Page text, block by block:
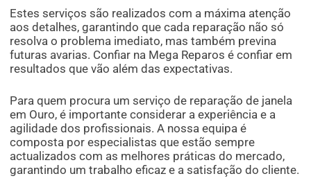
Estes serviços são realizados com a máxima atenção
aos detalhes, garantindo que cada reparação não só
resolva o problema imediato, mas também previna
futuras avarias. Confiar na Mega Reparos é confiar em
resultados que vão além das expectativas.
Para quem procura um serviço de reparação de janela
em Ouro, é importante considerar a experiência e a
agilidade dos profissionais. A nossa equipa é
composta por especialistas que estão sempre
actualizados com as melhores práticas do mercado,
garantindo um trabalho eficaz e a satisfação do cliente.